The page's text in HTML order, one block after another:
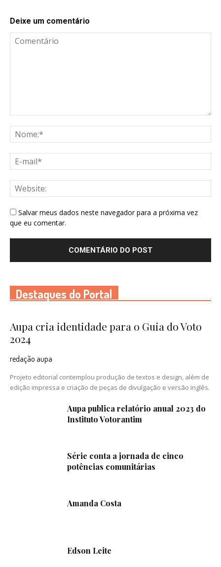
Deixe um comentário
Salvar meus dados neste navegador para a próxima vez
que eu comentar.
Destaques do Portal
Aupa cria identidade para o Guia do Voto
2024
redação aupa
Projeto editorial contemplou produção de textos e design, além de
edição impressa e criação de peças de divulgação e versão inglês.
Aupa publica relatório anual 2023 do
Instituto Votorantim
Série conta a jornada de cinco
potências comunitárias
Amanda Costa
Edson Leite